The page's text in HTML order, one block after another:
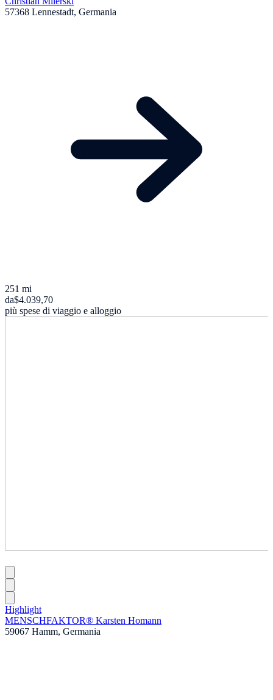
57368 Lennestadt, Germania
251 mi
da$4.039,70
più spese di viaggio e alloggio
Highlight
MENSCHFAKTOR® Karsten Homann
59067 Hamm, Germania